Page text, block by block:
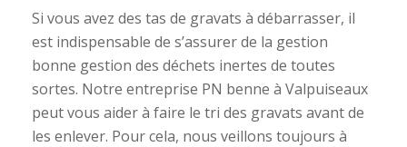
Si vous avez des tas de gravats à débarrasser, il
est indispensable de s’assurer de la gestion
bonne gestion des déchets inertes de toutes
sortes. Notre entreprise PN benne à Valpuiseaux
peut vous aider à faire le tri des gravats avant de
les enlever. Pour cela, nous veillons toujours à